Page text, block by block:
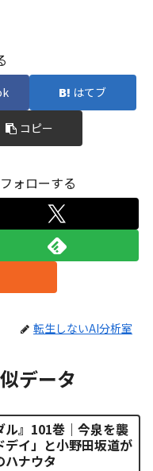
はてブ
コピー
ォローする
転生しないAI分析室
データ
ル』101巻｜今泉を襲
デイ」と小野田坂道が
ハナウタ